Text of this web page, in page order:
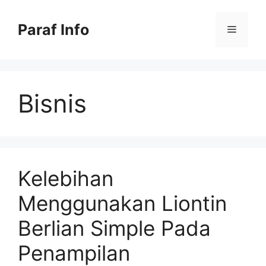
contentParaf Info Menu
Bisnis
Kelebihan
Menggunakan Liontin
Berlian Simple Pada
Penampilan